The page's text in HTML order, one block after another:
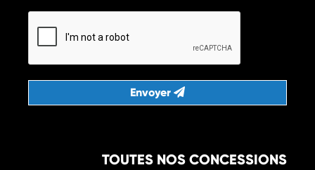
Envoyer
TOUTES NOS CONCESSIONS